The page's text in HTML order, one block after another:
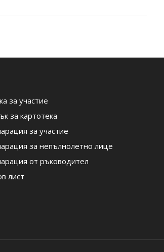
за участие
за картотека
за участие
за непълнолетно лице
от ръководител
лист